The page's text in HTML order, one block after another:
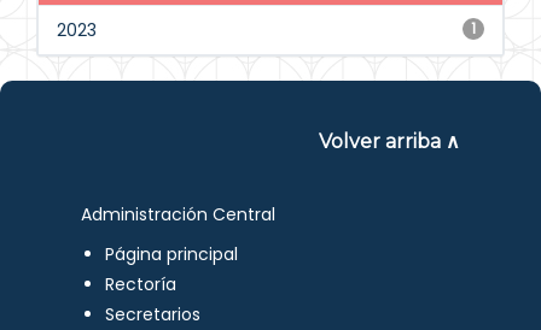
1
2023
Volver arriba ∧
Administración Central
Página principal
Rectoría
Secretarios